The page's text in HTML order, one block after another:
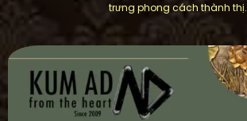
trưng phong cách thành thị.